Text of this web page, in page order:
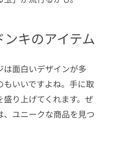
キのアイテム
は面白いデザインが多
いいですよね。手に取
り上げてくれます。ぜ
ユニークな商品を見つ